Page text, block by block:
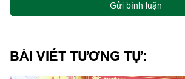
Gửi bình luận
BÀI VIẾT TƯƠNG TỰ: